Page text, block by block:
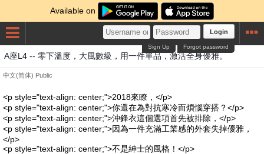
Available on
Login
Forgot password
Sign Up
A座L4 -- 零下溫度，大風數級，用一件單品，激活全身優雅。
中文(简体) Public
<p style="text-align: center;">2018來瞭，</p>
<p style="text-align: center;">你還在為對抗寒冷而煩惱穿搭？</p>
<p style="text-align: center;">沖鋒衣這個選項首先被排除，</p>
<p style="text-align: center;">因為一件充滿工業感的外套失掉優雅，
</p>
<p style="text-align: center;">不是紳士的風格！</p>